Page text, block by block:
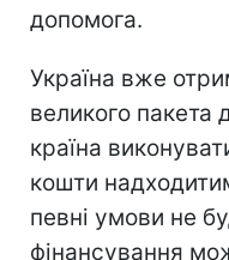
допомога.
Україна вже
великого
країна
кошти
певні умови не
фінансування